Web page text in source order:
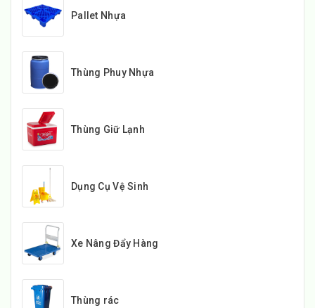
Pallet Nhựa
Thùng Phuy Nhựa
Thùng Giữ Lạnh
Dụng Cụ Vệ Sinh
Xe Nâng Đẩy Hàng
Thùng rác